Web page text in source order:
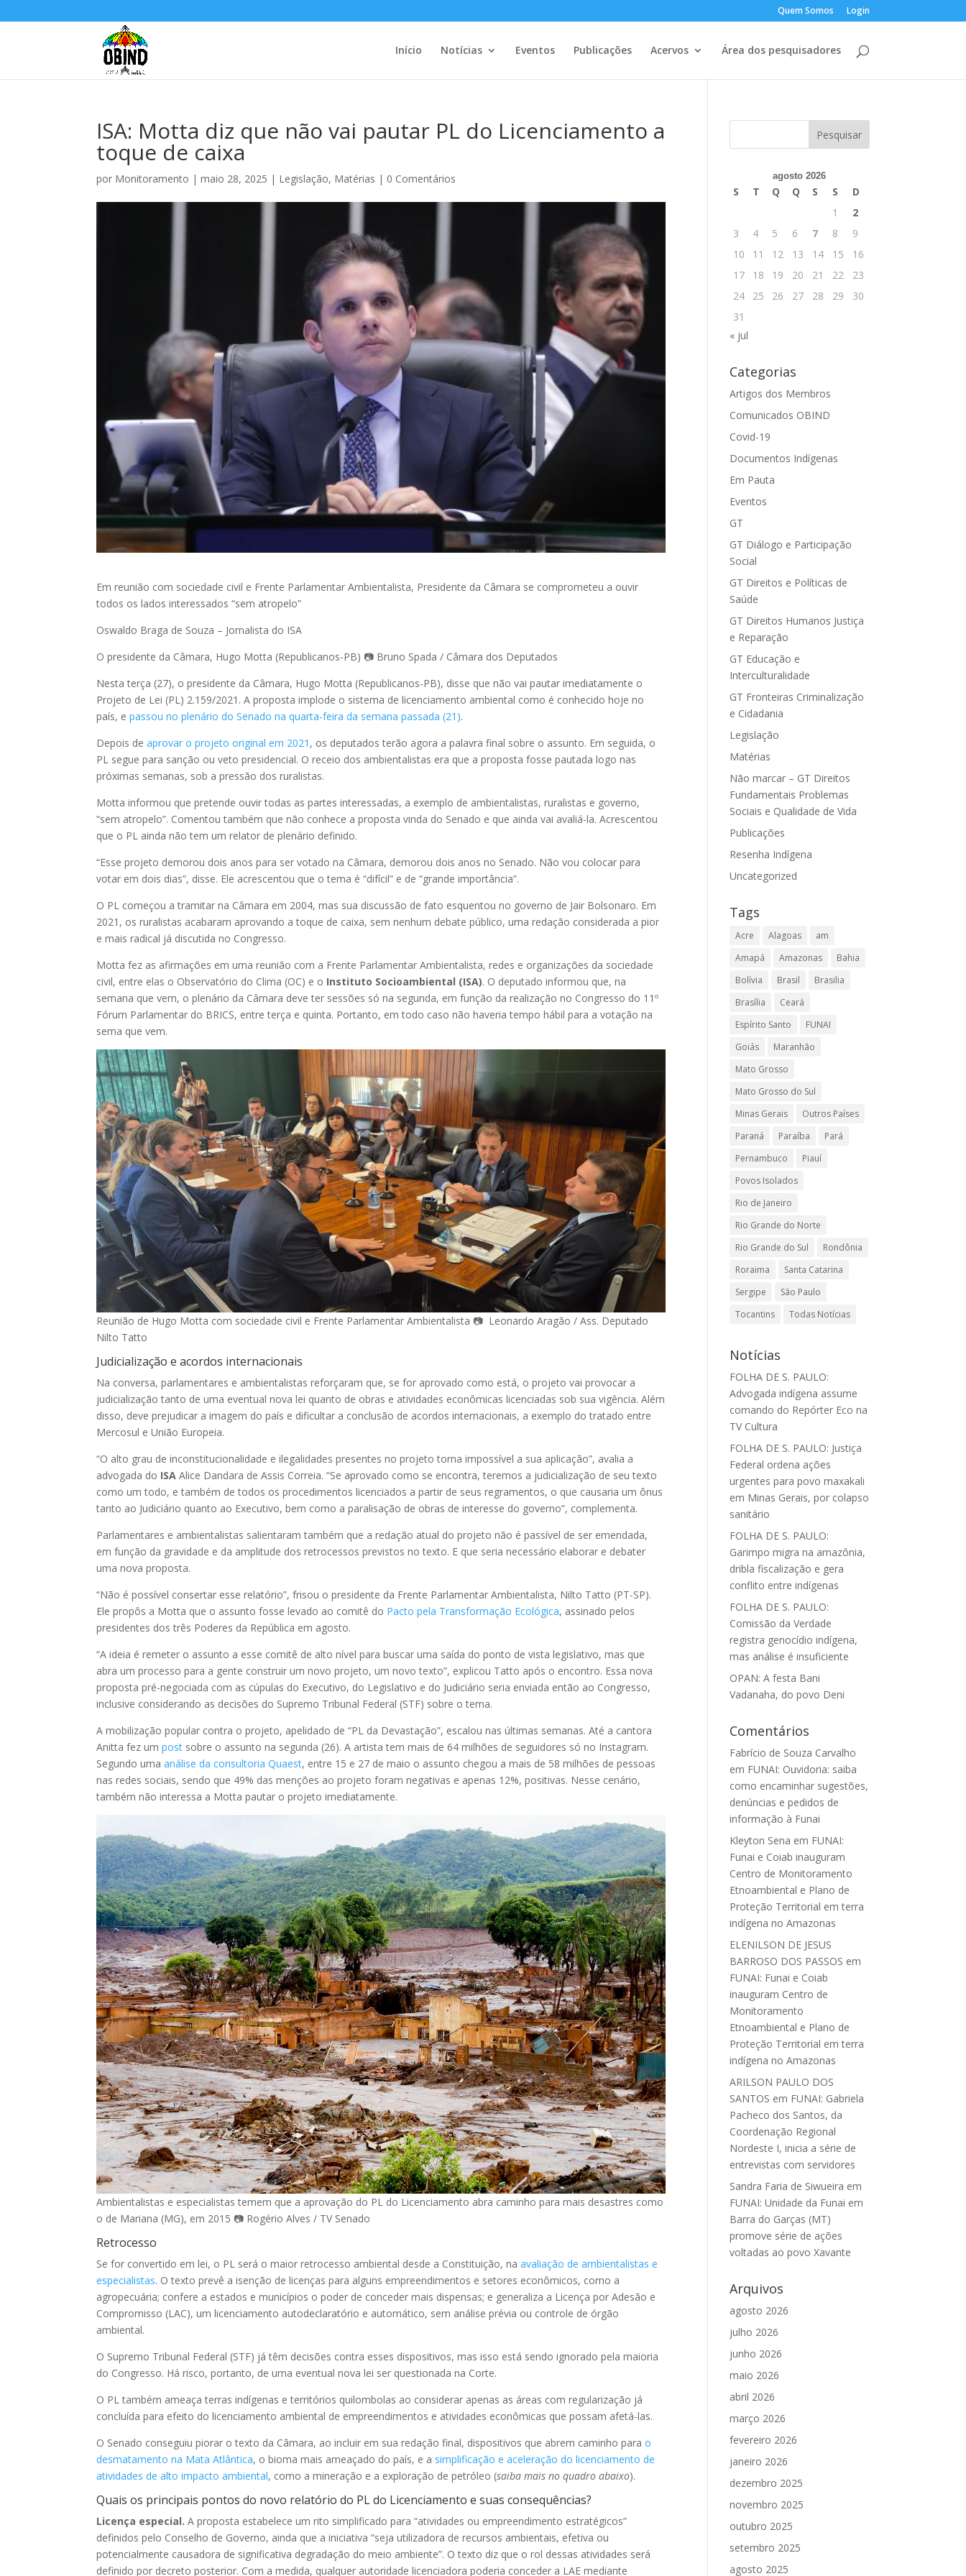
Quem Somos Login
Início Notícias Eventos Publicações Acervos Área dos pesquisadores
ISA: Motta diz que não vai pautar PL do Licenciamento a
toque de caixa
por Monitoramento |maio 28, 2025 | Legislação, Matérias | 0 Comentários
Em reunião com sociedade civil e Frente Parlamentar Ambientalista, Presidente da Câmara se comprometeu a ouvir
todos os lados interessados “sem atropelo”
Oswaldo Braga de Souza – Jornalista do ISA
O presidente da Câmara, Hugo Motta (Republicanos-PB) 📷 Bruno Spada / Câmara dos Deputados
Nesta terça (27), o presidente da Câmara, Hugo Motta (Republicanos-PB), disse que não vai pautar imediatamente o
Projeto de Lei (PL) 2.159/2021. A proposta implode o sistema de licenciamento ambiental como é conhecido hoje no
país, epassou no plenário do Senado na quarta-feira da semana passada (21).
Depois deaprovar o projeto original em 2021 , os deputados terão agora a palavra final sobre o assunto. Em seguida, o
PL segue para sanção ou veto presidencial. O receio dos ambientalistas era que a proposta fosse pautada logo nas
próximas semanas, sob a pressão dos ruralistas.
Motta informou que pretende ouvir todas as partes interessadas, a exemplo de ambientalistas, ruralistas e governo,
“sem atropelo”. Comentou também que não conhece a proposta vinda do Senado e que ainda vai avaliá-la. Acrescentou
que o PL ainda não tem um relator de plenário definido.
“Esse projeto demorou dois anos para ser votado na Câmara, demorou dois anos no Senado. Não vou colocar para
votar em dois dias”, disse. Ele acrescentou que o tema é “difícil” e de “grande importância”.
O PL começou a tramitar na Câmara em 2004, mas sua discussão de fato esquentou no governo de Jair Bolsonaro. Em
2021, os ruralistas acabaram aprovando a toque de caixa, sem nenhum debate público, uma redação considerada a pior
e mais radical já discutida no Congresso.
Motta fez as afirmações em uma reunião com a Frente Parlamentar Ambientalista, redes e organizações da sociedade
civil, entre elas o Observatório do Clima (OC) e o Instituto Socioambiental (ISA). O deputado informou que, na
semana que vem, o plenário da Câmara deve ter sessões só na segunda, em função da realização no Congresso do 11º
Fórum Parlamentar do BRICS, entre terça e quinta. Portanto, em todo caso não haveria tempo hábil para a votação na
sema que vem.
Reunião de Hugo Motta com sociedade civil e Frente Parlamentar Ambientalista 📷 Leonardo Aragão / Ass. Deputado
Nilto Tatto
Judicialização e acordos internacionais
Na conversa, parlamentares e ambientalistas reforçaram que, se for aprovado como está, o projeto vai provocar a
judicialização tanto de uma eventual nova lei quanto de obras e atividades econômicas licenciadas sob sua vigência. Além
disso, deve prejudicar a imagem do país e dificultar a conclusão de acordos internacionais, a exemplo do tratado entre
Mercosul e União Europeia.
“O alto grau de inconstitucionalidade e ilegalidades presentes no projeto torna impossível a sua aplicação”, avalia a
advogada do ISAAlice Dandara de Assis Correia. “Se aprovado como se encontra, teremos a judicialização de seu texto
como um todo, e também de todos os procedimentos licenciados a partir de seus regramentos, o que causaria um ônus
tanto ao Judiciário quanto ao Executivo, bem como a paralisação de obras de interesse do governo”, complementa.
Parlamentares e ambientalistas salientaram também que a redação atual do projeto não é passível de ser emendada,
em função da gravidade e da amplitude dos retrocessos previstos no texto. E que seria necessário elaborar e debater
uma nova proposta.
“Não é possível consertar esse relatório”, frisou o presidente da Frente Parlamentar Ambientalista, Nilto Tatto (PT-SP).
Ele propôs a Motta que o assunto fosse levado ao comitê do Pacto pela Transformação Ecológica, assinado pelos
presidentes dos três Poderes da República em agosto.
“A ideia é remeter o assunto a esse comitê de alto nível para buscar uma saída do ponto de vista legislativo, mas que
abra um processo para a gente construir um novo projeto, um novo texto”, explicou Tatto após o encontro. Essa nova
proposta pré-negociada com as cúpulas do Executivo, do Legislativo e do Judiciário seria enviada então ao Congresso,
inclusive considerando as decisões do Supremo Tribunal Federal (STF) sobre o tema.
A mobilização popular contra o projeto, apelidado de “PL da Devastação”, escalou nas últimas semanas. Até a cantora
Anitta fez umpost sobre o assunto na segunda (26). A artista tem mais de 64 milhões de seguidores só no Instagram.
Segundo umaanálise da consultoria Quaest, entre 15 e 27 de maio o assunto chegou a mais de 58 milhões de pessoas
nas redes sociais, sendo que 49% das menções ao projeto foram negativas e apenas 12%, positivas. Nesse cenário,
também não interessa a Motta pautar o projeto imediatamente.
Ambientalistas e especialistas temem que a aprovação do PL do Licenciamento abra caminho para mais desastres como
o de Mariana (MG), em 2015 📷 Rogério Alves / TV Senado
Retrocesso
Se for convertido em lei, o PL será o maior retrocesso ambiental desde a Constituição, naavaliação de ambientalistas e
especialistas. O texto prevê a isenção de licenças para alguns empreendimentos e setores econômicos, como a
agropecuária; confere a estados e municípios o poder de conceder mais dispensas; e generaliza a Licença por Adesão e
Compromisso (LAC), um licenciamento autodeclaratório e automático, sem análise prévia ou controle de órgão
ambiental.
O Supremo Tribunal Federal (STF) já têm decisões contra esses dispositivos, mas isso está sendo ignorado pela maioria
do Congresso. Há risco, portanto, de uma eventual nova lei ser questionada na Corte.
O PL também ameaça terras indígenas e territórios quilombolas ao considerar apenas as áreas com regularização já
concluída para efeito do licenciamento ambiental de empreendimentos e atividades econômicas que possam afetá-las.
O Senado conseguiu piorar o texto da Câmara, ao incluir em sua redação final, dispositivos que abrem caminho parao
desmatamento na Mata Atlântica, o bioma mais ameaçado do país, e a simplificação e aceleração do licenciamento de
atividades de alto impacto ambiental, como a mineração e a exploração de petróleo (saiba mais no quadro abaixo).
Quais os principais pontos do novo relatório do PL do Licenciamento e suas consequências?
Licença especial. A proposta estabelece um rito simplificado para “atividades ou empreendimento estratégicos”
definidos pelo Conselho de Governo, ainda que a iniciativa “seja utilizadora de recursos ambientais, efetiva ou
potencialmente causadora de significativa degradação do meio ambiente”. O texto diz que o rol dessas atividades será
definido por decreto posterior. Com a medida, qualquer autoridade licenciadora poderia conceder a LAE mediante
agosto 2026
S T Q Q S S
D
1
2
3
4 5 6 7 8
9
10
11 12 13 14 15
16
17
18 19 20 21 22
23
24
25 26 27 28 29
30
31
« jul
Categorias
Artigos dos Membros
Comunicados OBIND
Covid-19
Documentos Indígenas
Em Pauta
Eventos
GT
GT Diálogo e Participação
Social
GT Direitos e Políticas de
Saúde
GT Direitos Humanos Justiça
e Reparação
GT Educação e
Interculturalidade
GT Fronteiras Criminalização
e Cidadania
Legislação
Matérias
Não marcar – GT Direitos
Fundamentais Problemas
Sociais e Qualidade de Vida
Publicações
Resenha Indígena
Uncategorized
Tags
Acre Alagoas
am
Amapá
Amazonas
Bahia
Bolívia
Brasil
Brasilia
Brasília
Ceará
Espírito Santo
FUNAI
Goiás
Maranhão
Mato Grosso
Mato Grosso do Sul
Minas Gerais
Outros Países
Paraná
Paraíba
Pará
Pernambuco
Piauí
Povos Isolados
Rio de Janeiro
Rio Grande do Norte
Rio Grande do Sul
Rondônia
Roraima
Santa Catarina
Sergipe
São Paulo
Tocantins
Todas Notícias
Notícias
FOLHA DE S. PAULO:
Advogada indígena assume
comando do Repórter Eco na
TV Cultura
FOLHA DE S. PAULO: Justiça
Federal ordena ações
urgentes para povo maxakali
em Minas Gerais, por colapso
sanitário
FOLHA DE S. PAULO:
Garimpo migra na amazônia,
dribla fiscalização e gera
conflito entre indígenas
FOLHA DE S. PAULO:
Comissão da Verdade
registra genocídio indígena,
mas análise é insuficiente
OPAN: A festa Bani
Vadanaha, do povo Deni
Comentários
Fabrício de Souza Carvalho
em FUNAI: Ouvidoria: saiba
como encaminhar sugestões,
denúncias e pedidos de
informação à Funai
Kleyton Sena em FUNAI:
Funai e Coiab inauguram
Centro de Monitoramento
Etnoambiental e Plano de
Proteção Territorial em terra
indígena no Amazonas
ELENILSON DE JESUS
BARROSO DOS PASSOS em
FUNAI: Funai e Coiab
inauguram Centro de
Monitoramento
Etnoambiental e Plano de
Proteção Territorial em terra
indígena no Amazonas
ARILSON PAULO DOS
SANTOS em FUNAI: Gabriela
Pacheco dos Santos, da
Coordenação Regional
Nordeste I, inicia a série de
entrevistas com servidores
Sandra Faria de Siwueira em
FUNAI: Unidade da Funai em
Barra do Garças (MT)
promove série de ações
voltadas ao povo Xavante
Arquivos
agosto 2026
julho 2026
junho 2026
maio 2026
abril 2026
março 2026
fevereiro 2026
janeiro 2026
dezembro 2025
novembro 2025
outubro 2025
setembro 2025
agosto 2025